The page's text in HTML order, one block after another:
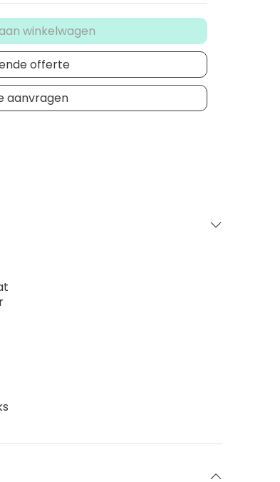
winkelwagen
offerte
aanvragen